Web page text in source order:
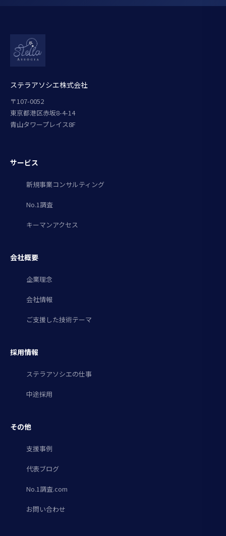
ステラアソシエ株式会社
〒107-0052
東京都港区赤坂8-4-14
青山タワープレイス8F
サービス
新規事業コンサルティング
No.1調査
キーマンアクセス
会社概要
企業理念
会社情報
ご支援した技術テーマ
採用情報
ステラアソシエの仕事
中途採用
その他
支援事例
代表ブログ
No.1調査.com
お問い合わせ